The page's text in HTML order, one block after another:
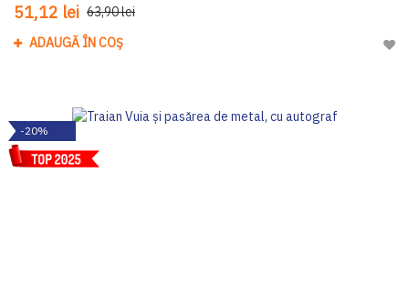
51,12 lei 63,90 lei
ADAUGĂ ÎN COȘ
-20%